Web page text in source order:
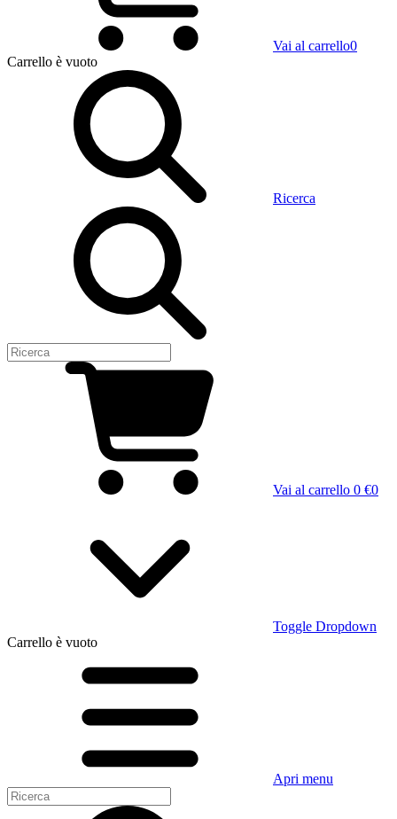
Vai al carrello0
Carrello è vuoto
Ricerca
Vai al carrello 0 €0
Toggle Dropdown
Carrello è vuoto
Apri menu